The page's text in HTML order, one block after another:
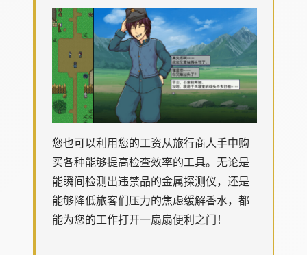
您也可以利用您的工资从旅行商人手中购
买各种能够提高检查效率的工具。无论是
能瞬间检测出违禁品的金属探测仪，还是
能够降低旅客们压力的焦虑缓解香水，都
能为您的工作打开一扇扇便利之门！